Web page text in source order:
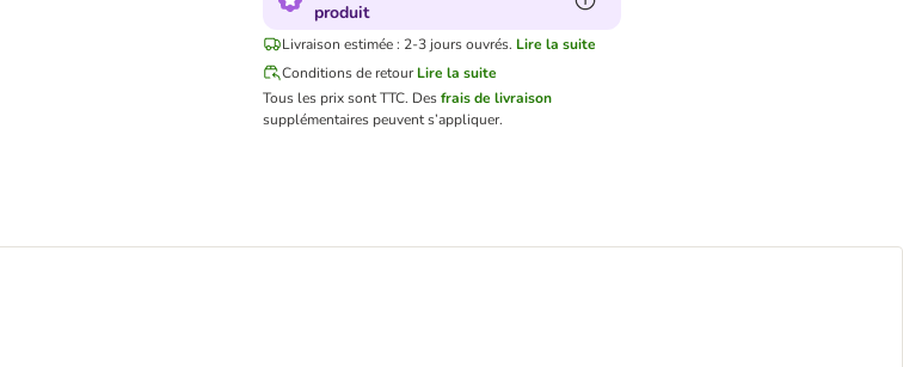
produit
Livraison estimée : 2-3 jours ouvrés. Lire la suite
Conditions de retour Lire la suite
Tous les prix sont TTC. Desfrais de livraison
supplémentaires peuvent s’appliquer.